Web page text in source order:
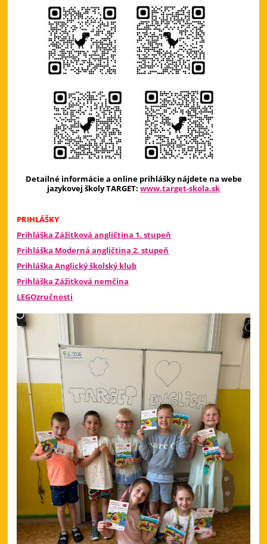
Detailné informácie a online prihlášky nájdete na webe
jazykovej školy TARGET: www.target-skola.sk
PRIHLÁŠKY
Prihláška Zážitková angličtina 1. stupeň
Prihláška Moderná angličtina 2. stupeň
Prihláška Anglický školský klub
Prihláška Zážitková nemčina
LEGOzručnosti